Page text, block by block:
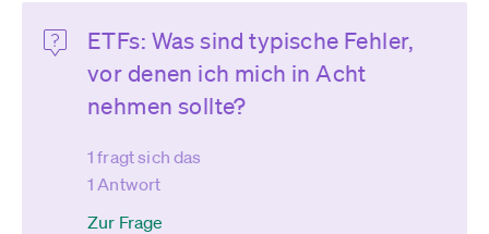
ETFs: Was sind typische Fehler,
vor denen ich mich in Acht
nehmen sollte?
1 fragt sich das
1 Antwort
Zur Frage